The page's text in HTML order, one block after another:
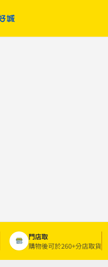
門店取
購物後可於260+分店取貨